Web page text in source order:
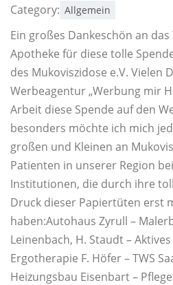
Category: Allgemein
Ein großes Dankeschön an
Apotheke für diese tolle
des Mukoviszidose e.V. Vielen
Werbeagentur „Werbung mir
Arbeit diese Spende auf den
besonders möchte ich mich
großen und Kleinen an
Patienten in unserer Region
Institutionen, die durch ihre
Druck dieser Papiertüten erst
haben:Autohaus Zyrull –
Leinenbach, H. Staudt –
Ergotherapie F. Höfer – TWS
Heizungsbau Eisenbart –